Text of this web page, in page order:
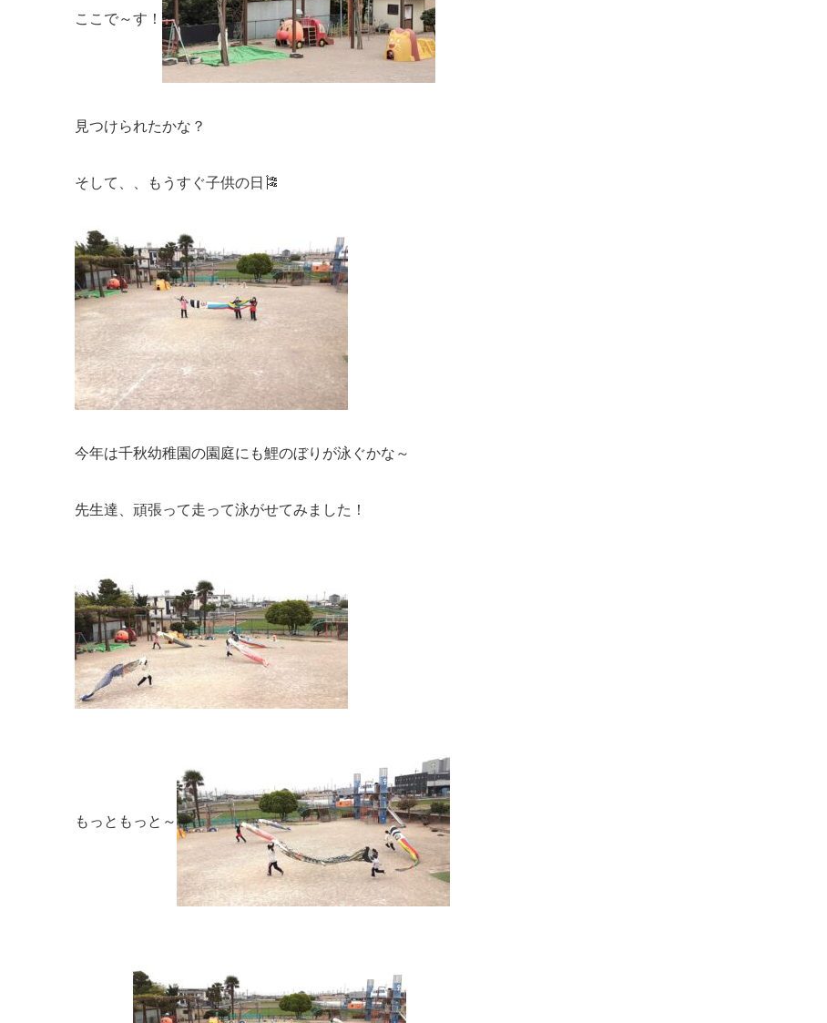
ここで～す！
見つけられたかな？
そして、、もうすぐ子供の日🎏
今年は千秋幼稚園の園庭にも鯉のぼりが泳ぐかな～
先生達、頑張って走って泳がせてみました！
もっともっと～